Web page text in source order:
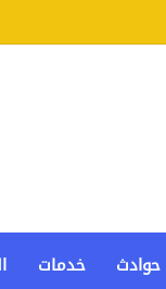
حوادث خدمات